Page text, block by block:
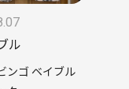
ル
ンゴ ベイブル